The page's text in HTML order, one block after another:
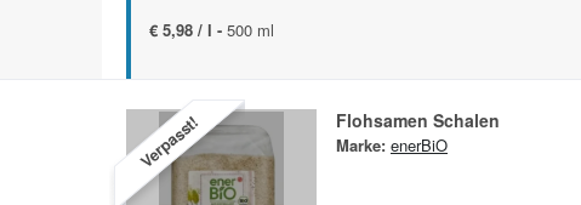
€ 5,98 / l - 500 ml
Verpasst! Flohsamen Schalen
Marke: enerBiO